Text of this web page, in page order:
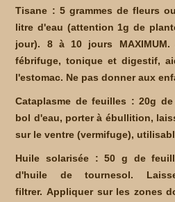
Tisane : 5 grammes de fleurs
litre d'eau (attention 1g de
jour). 8 à 10 jours
fébrifuge, tonique et digestif,
l'estomac. Ne pas donner aux
Cataplasme de feuilles : 20g
bol d'eau, porter à ébullition,
sur le ventre (vermifuge),
Huile solarisée : 50 g de
d'huile de tournesol.
filtrer.Appliquer sur les zones